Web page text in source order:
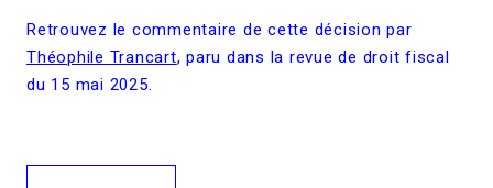
Retrouvez le commentaire de cette décision par
Théophile Trancart, paru dans la revue de droit fiscal
du 15 mai 2025.